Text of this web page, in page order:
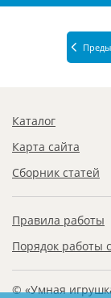
Каталог
Карта сайта
Сборник статей
Правила работы
Порядок работы
© «Умная